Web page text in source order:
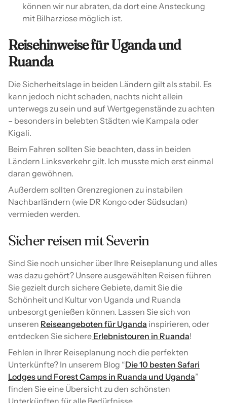
können wir nur abraten, da dort eine Ansteckung
mit Bilharziose möglich ist.
Reisehinweise für Uganda und
Ruanda
Die Sicherheitslage in beiden Ländern gilt als stabil. Es
kann jedoch nicht schaden, nachts nicht allein
unterwegs zu sein und auf Wertgegenstände zu achten
– besonders in belebten Städten wie Kampala oder
Kigali.
Beim Fahren sollten Sie beachten, dass in beiden
Ländern Linksverkehr gilt. Ich musste mich erst einmal
daran gewöhnen.
Außerdem sollten Grenzregionen zu instabilen
Nachbarländern (wie DR Kongo oder Südsudan)
vermieden werden.
Sicher reisen mit Severin
Sind Sie noch unsicher über Ihre Reiseplanung und alles
was dazu gehört? Unsere ausgewählten Reisen führen
Sie gezielt durch sichere Gebiete, damit Sie die
Schönheit und Kultur von Uganda und Ruanda
unbesorgt genießen können. Lassen Sie sich von
unseren Reiseangeboten für Uganda inspirieren, oder
entdecken Sie sichere Erlebnistouren in Ruanda!
Fehlen in Ihrer Reiseplanung noch die perfekten
Unterkünfte? In unserem Blog “Die 10 besten Safari
Lodges und Forest Camps in Ruanda und Uganda”
finden Sie eine Übersicht zu den schönsten
Unterkünften für alle Bedürfnisse.